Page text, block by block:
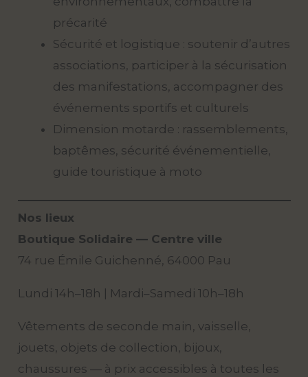
précarité
Sécurité et logistique : soutenir d’autres
associations, participer à la sécurisation
des manifestations, accompagner des
événements sportifs et culturels
Dimension motarde : rassemblements,
baptêmes, sécurité événementielle,
guide touristique à moto
Nos lieux
Boutique Solidaire — Centre ville
74 rue Émile Guichenné, 64000 Pau
Lundi 14h–18h | Mardi–Samedi 10h–18h
Vêtements de seconde main, vaisselle,
jouets, objets de collection, bijoux,
chaussures — à prix accessibles à toutes les